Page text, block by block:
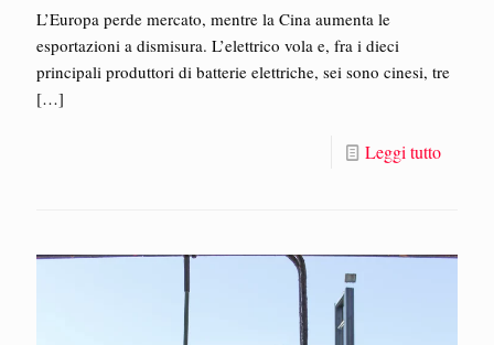
L’Europa perde mercato, mentre la Cina aumenta le
esportazioni a dismisura. L’elettrico vola e, fra i dieci
principali produttori di batterie elettriche, sei sono cinesi, tre
[…]
Leggi tutto